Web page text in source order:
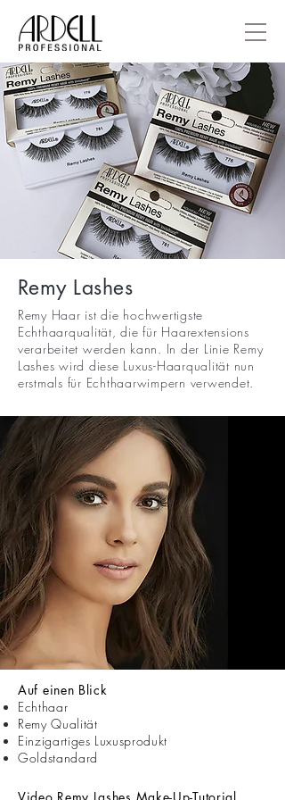
Remy Lashes
Remy Haar ist die hochwertigste
Echthaarqualität, die für Haarextensions
verarbeitet werden kann. In der Linie Remy
Lashes wird diese Luxus-Haarqualität nun
erstmals für Echthaarwimpern verwendet.
Auf einen Blick
Echthaar
Remy Qualität
Einzigartiges Luxusprodukt
Goldstandard